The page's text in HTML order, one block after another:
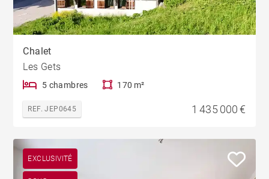
Chalet
Les Gets
5 chambres 170 m²
REF. JEP0645 1 435 000 €
EXCLUSIVITÉ